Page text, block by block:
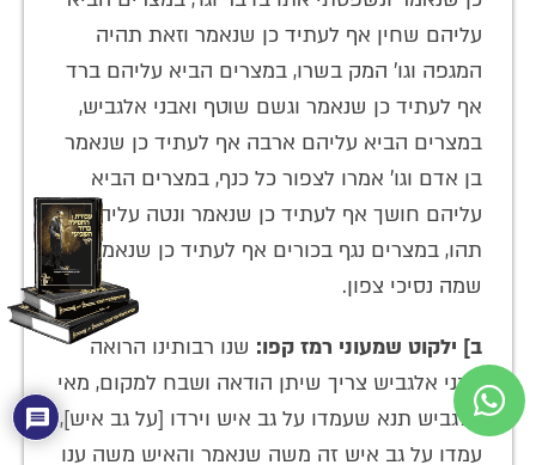
עליהם שחין אף לעתיד כן שנאמר וזאת תהיה
המגפה וגו' המק בשרו, במצרים הביא עליהם ברד
אף לעתיד כן שנאמר וגשם שוטף ואבני אלגביש,
במצרים הביא עליהם ארבה אף לעתיד כן שנאמר
בן אדם וגו' אמרו לצפור כל כנף, במצרים הביא
עליהם חושך אף לעתיד כן שנאמר ונטה עליה קו
תהו, במצרים נגף בכורים אף לעתיד כן שנאמר
שמה נסיכי צפון.
ב] ילקוט שמעוני רמז קפו: שנו רבותינו הרואה
אבני אלגביש צריך שיתן הודאה ושבח למקום, מאי
אלגביש תנא שעמדו על גב איש וירדו [על גב איש],
עמדו על גב איש זה משה שנאמר והאיש משה ענו